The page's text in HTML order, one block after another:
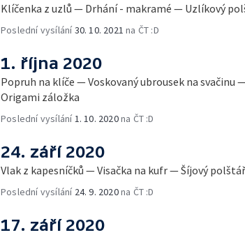
Klíčenka z uzlů — Drhání - makramé — Uzlíkový
Poslední vysílání30. 10. 2021 na ČT :D
1. října 2020
Popruh na klíče — Voskovaný ubrousek na svačinu
Origami záložka
Poslední vysílání1. 10. 2020na ČT :D
24. září 2020
Vlak z kapesníčků — Visačka na kufr — Šíjový
Poslední vysílání 24. 9. 2020na ČT :D
17. září 2020